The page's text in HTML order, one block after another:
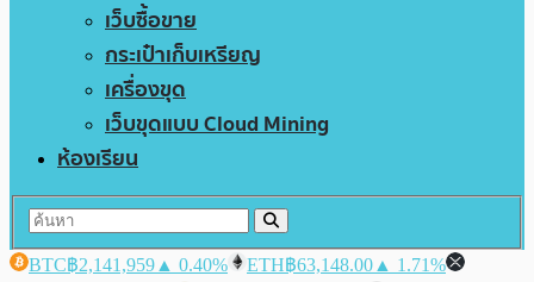
เว็บซื้อขาย
กระเป๋าเก็บเหรียญ
เครื่องขุด
เว็บขุดแบบ Cloud Mining
ห้องเรียน
BTC฿2,141,959 ▲ 0.40% ETH฿63,148.00 ▲ 1.71%